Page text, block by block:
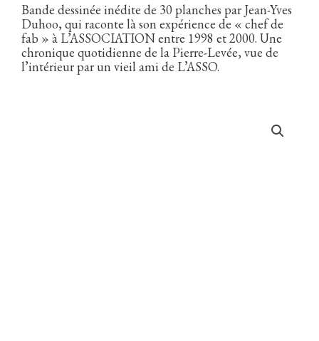
Bande dessinée inédite de 30 planches par Jean-Yves
Duhoo, qui raconte là son expérience de « chef de
fab » à L’ASSOCIATION entre 1998 et 2000. Une
chronique quotidienne de la Pierre-Levée, vue de
l’intérieur par un vieil ami de L’ASSO.